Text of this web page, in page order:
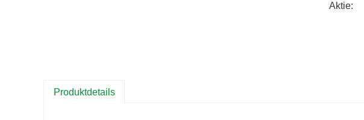
Aktie:
Produktdetails